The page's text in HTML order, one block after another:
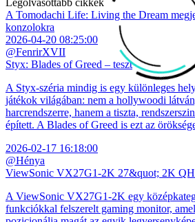
A Tomodachi Life: Living the Dream
konzolokra
2026-04-20 08:25:00
@FenrirXVII
Styx: Blades of Greed – teszt
A Styx-széria mindig is egy különleges
játékok világában: nem a hollywoodi
harcrendszerre, hanem a tiszta,
épített. A Blades of Greed is ezt az
2026-02-17 16:18:00
@Hénya
ViewSonic VX27G1-2K 27&quot; 2K
A ViewSonic VX27G1-2K egy
funkciókkal felszerelt gaming monitor,